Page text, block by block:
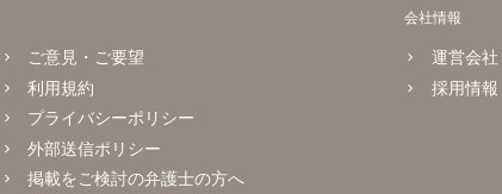
ご意見・ご要望
利用規約
プライバシーポリシー
外部送信ポリシー
掲載をご検討の弁護士の方へ
会社情報
運営会社
採用情報